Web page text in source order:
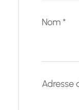
Nom*
Adresse